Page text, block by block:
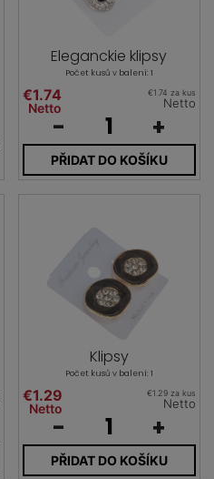
Eleganckie klipsy
Počet kusů v balení: 1
€1.74
Netto
€1.74 za kus
Netto
- +
PŘIDAT DO KOŠÍKU
Klipsy
Počet kusů v balení: 1
€1.29
Netto
€1.29 za kus
Netto
- +
PŘIDAT DO KOŠÍKU